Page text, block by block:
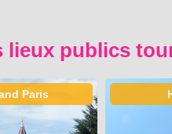
lieux publics
Paris